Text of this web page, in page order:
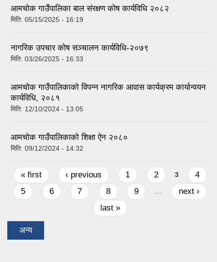
आमचोक गाउँपालिका बाल संरक्षण कोष कार्यविधि २०८२
मिति: 05/15/2025 - 16:19
नागरिक उपचार कोष सञ्‍चालन कार्यविधि-२०७९
मिति: 03/26/2025 - 16:33
आमचोक गाउँपालिकाको विपन्न नागरिक आवास कार्यक्रम कार्यान्वयन
कार्यविधि, २०८१
मिति: 12/10/2024 - 13:05
आमचोक गाउँपालिकाको शिक्षा ऐन २०८०
मिति: 09/12/2024 - 14:32
Pages
« first ‹ previous 1 2 3
4
5
6 7 8 9 …
next ›
last »
अन्य